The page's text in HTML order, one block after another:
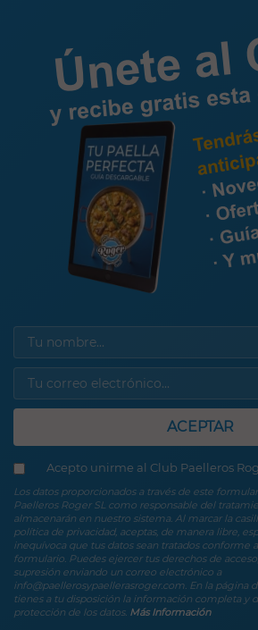
ACEPTAR
Acepto unirme al Club Paelleros
Los datos proporcionados a través de este
Paelleros Roger SL como responsable del
almacenarán en nuestro sistema. Al marcar la
política de privacidad, aceptas, de manera libre,
inequívoca que tus datos sean tratados conforme
formulario. Puedes ejercer tus derechos de
supresión enviando un correo electrónico a
info@paellerosypaellerasroger.com. En la página
tienes a tu disposición la información completa y
protección de los datos. Más Información